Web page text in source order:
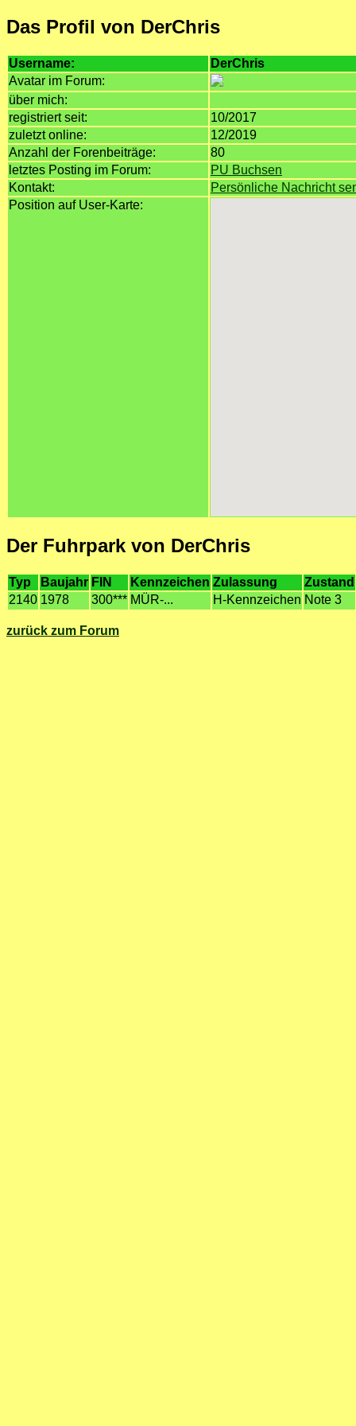
Das Profil von DerChris
Username:
DerChris
Avatar im Forum:
über mich:
registriert seit:
10/2017
zuletzt online:
12/2019
Anzahl der Forenbeiträge:
80
letztes Posting im Forum:
PU Buchsen
Kontakt:
Persönliche Nachricht
Position auf User-Karte:
Der Fuhrpark von DerChris
Typ Baujahr FIN Kennzeichen Zulassung
Zustand
2140 1978 300*** MÜR-... H-Kennzeichen Note 3
zurück zum Forum